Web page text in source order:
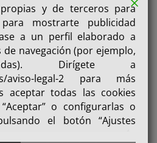
y de terceros para
mostrarte publicidad
a un perfil elaborado a
navegación (por ejemplo,
Dirígete a
aviso-legal-2 para más
aceptar todas las cookies
o configurarlas o
el botón “Ajustes